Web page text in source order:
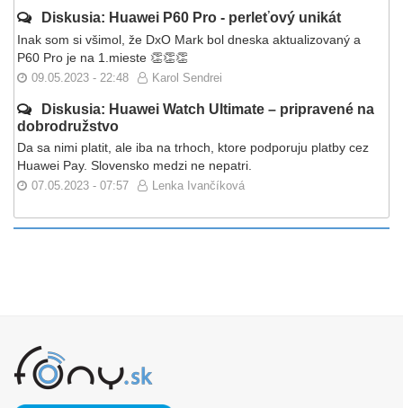
Diskusia: Huawei P60 Pro - perleťový unikát
Inak som si všimol, že DxO Mark bol dneska aktualizovaný a
P60 Pro je na 1.mieste 👏👏👏
09.05.2023 - 22:48 Karol Sendrei
Diskusia: Huawei Watch Ultimate – pripravené na
dobrodružstvo
Da sa nimi platit, ale iba na trhoch, ktore podporuju platby cez
Huawei Pay. Slovensko medzi ne nepatri.
07.05.2023 - 07:57 Lenka Ivančíková